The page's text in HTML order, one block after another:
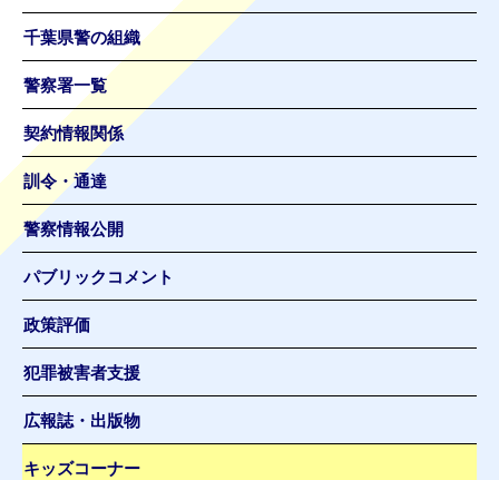
千葉県警の組織
警察署一覧
契約情報関係
訓令・通達
警察情報公開
パブリックコメント
政策評価
犯罪被害者支援
広報誌・出版物
キッズコーナー